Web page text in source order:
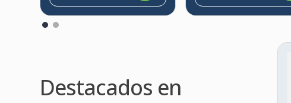
Destacados en